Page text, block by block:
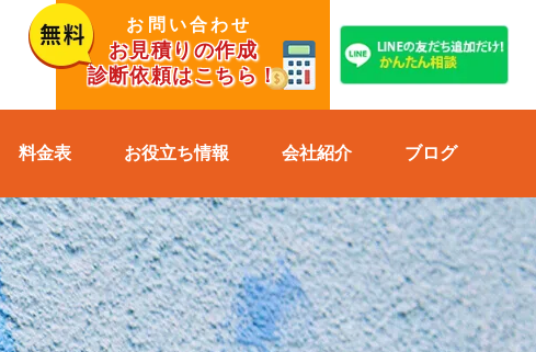
お問い合わせ
お見積りの作成
診断依頼はこちら！
料金表 お役立ち情報 会社紹介 ブログ